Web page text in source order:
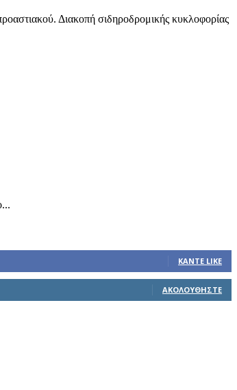
Διακοπή σιδηροδρομικής κυκλοφορίας
ΚΆΝΤΕ LIKE
ΑΚΟΛΟΥΘΉΣΤΕ